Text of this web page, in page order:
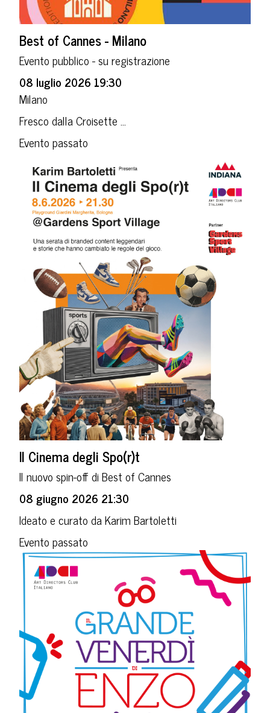
Best of Cannes - Milano
Evento pubblico - su registrazione
08 luglio 2026 19:30
Milano
Fresco dalla Croisette ...
Evento passato
Il Cinema degli Spo(r)t
Il nuovo spin-off di Best of Cannes
08 giugno 2026 21:30
Ideato e curato da Karim Bartoletti
Evento passato